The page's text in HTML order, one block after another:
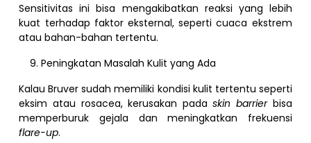
Sensitivitas ini bisa mengakibatkan reaksi yang lebih
kuat terhadap faktor eksternal, seperti cuaca ekstrem
atau bahan-bahan tertentu.
Peningkatan Masalah Kulit yang Ada
Kalau Bruver sudah memiliki kondisi kulit tertentu seperti
eksim atau rosacea, kerusakan padaskin barrierbisa
memperburuk gejala dan meningkatkan frekuensi
flare-up.